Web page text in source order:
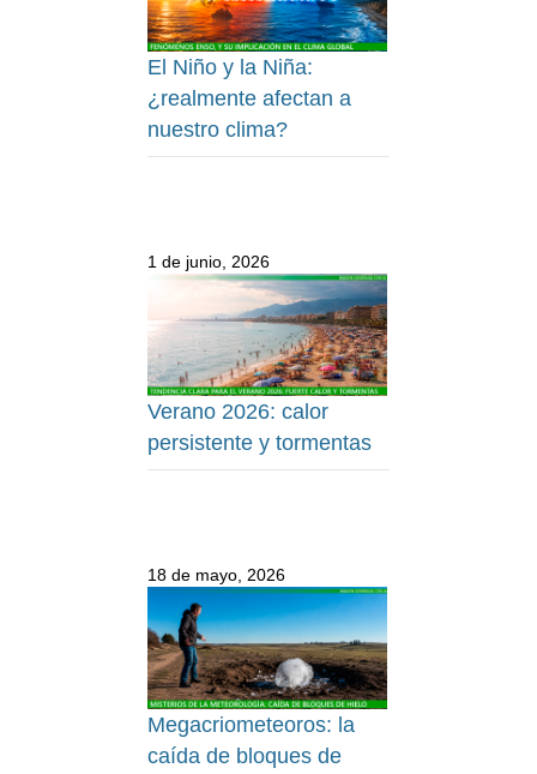
El Niño y la Niña:
¿realmente afectan a
nuestro clima?
1 de junio, 2026
Verano 2026: calor
persistente y tormentas
18 de mayo, 2026
Megacriometeoros: la
caída de bloques de